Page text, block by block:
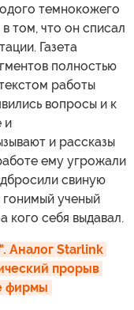
темнокожего
том, что он списал
Газета
полностью
работы
вопросы и к
и
и рассказы
ему угрожали
свиную
ученый
кого себя выдавал.
Аналог Starlink
прорыв
фирмы